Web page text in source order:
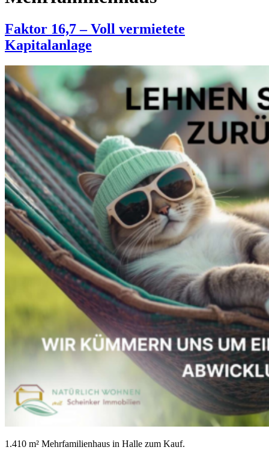
Faktor 16,7 – Voll vermietete
Kapitalanlage
1.410 m² Mehrfamilienhaus in Halle zum Kauf.